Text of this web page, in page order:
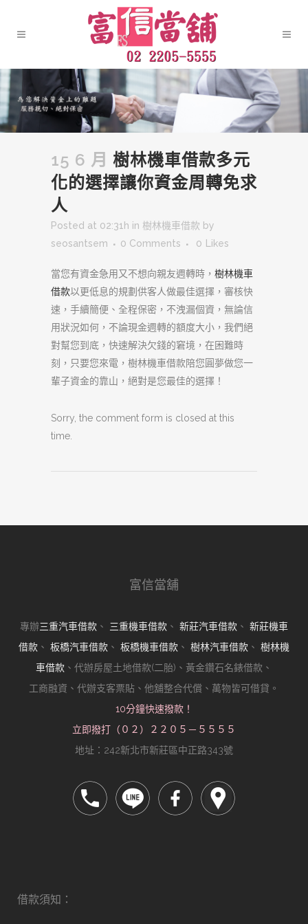
15 6 月 樹林機車借款多元
化的選擇讓你資金周轉免求
人
Posted at 02:31h in 樹林機車借款 by
seosantsem
0 Comments 0 Likes
當您有資金急用又不想向親友週轉時， 樹林機車
借款以更低息的規劃供客人做最佳選擇，審核快
速，手續簡便、全程保密，不洩漏個資，無論信
用狀況如何，不論現金週轉的額度大小，我們絕
對幫您到底，快速解決欠錢的窘境，在困難時
刻，只要您來電，樹林機車借款陪您圓夢做您一
輩子資金的靠山，絕對是您最佳的選擇！
Sorry, the comment form is closed at this
time.
富信當舖
專辦三重汽車借款 、 三重機車借款 、 新莊汽車借款 、 新莊機車
借款 、 板橋汽車借款 、 板橋機車借款 、 樹林汽車借款 、 樹林機
車借款 、代辦房屋土地借款(二胎)、黃金鑽石名錶借款、
工商融資、代辦支客票貼、他舖整合代償、萬物皆可借貸。
10分鐘快速撥款！
立即撥打（０２）２２０５－５５５５
地址：242新北市新莊區中正路343號
借款須知：